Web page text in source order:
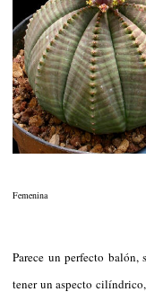
Femenina
Parece un perfecto
tener un aspecto